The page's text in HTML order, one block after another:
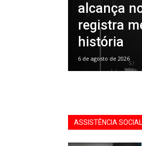
alcança
registra
história
6 de agosto de 2026
ASSISTÊNCIA SOCIAL